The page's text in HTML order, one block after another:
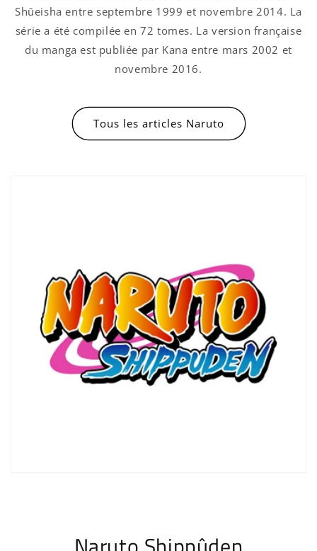
Shūeisha entre septembre 1999 et novembre 2014. La
série a été compilée en 72 tomes. La version française
du manga est publiée par Kana entre mars 2002 et
novembre 2016.
Tous les articles Naruto